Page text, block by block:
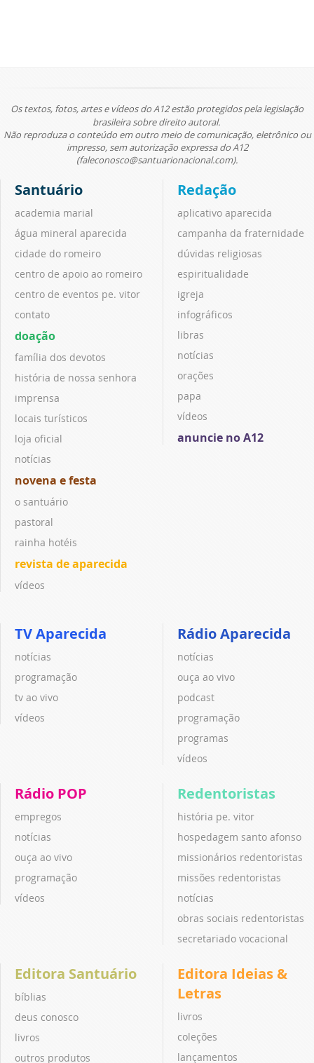
Os textos, fotos, artes e vídeos do A12 estão protegidos pela legislação
brasileira sobre direito autoral.
Não reproduza o conteúdo em outro meio de comunicação, eletrônico ou
impresso, sem autorização expressa do A12
(faleconosco@santuarionacional.com).
Santuário
academia marial
água mineral aparecida
cidade do romeiro
centro de apoio ao romeiro
centro de eventos pe. vitor
contato
doação
família dos devotos
história de nossa senhora
imprensa
locais turísticos
loja oficial
notícias
novena e festa
o santuário
pastoral
rainha hotéis
revista de aparecida
vídeos
Redação
aplicativo aparecida
campanha da fraternidade
dúvidas religiosas
espiritualidade
igreja
infográficos
libras
notícias
orações
papa
vídeos
anuncie no A12
TV Aparecida
notícias
programação
tv ao vivo
vídeos
Rádio Aparecida
notícias
ouça ao vivo
podcast
programação
programas
vídeos
Rádio POP
empregos
notícias
ouça ao vivo
programação
vídeos
Redentoristas
história pe. vitor
hospedagem santo afonso
missionários redentoristas
missões redentoristas
notícias
obras sociais redentoristas
secretariado vocacional
Editora Santuário
bíblias
deus conosco
livros
outros produtos
Editora Ideias &
Letras
livros
coleções
lançamentos